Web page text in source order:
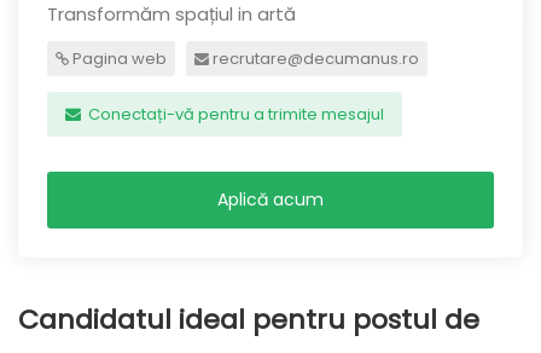
Transformăm spațiul in artă
Pagina web recrutare@decumanus.ro
Conectați-vă pentru a trimite mesajul
Aplică acum
Candidatul ideal pentru postul de